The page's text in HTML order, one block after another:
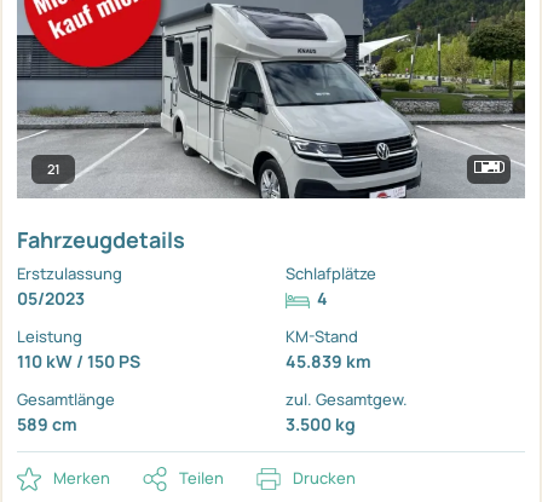
21
Fahrzeugdetails
Erstzulassung
05/2023
Schlafplätze
4
Leistung
110 kW / 150 PS
KM-Stand
45.839 km
Gesamtlänge
589 cm
zul. Gesamtgew.
3.500 kg
Merken Teilen Drucken